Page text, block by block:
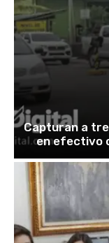
Capturan a
en efectivo